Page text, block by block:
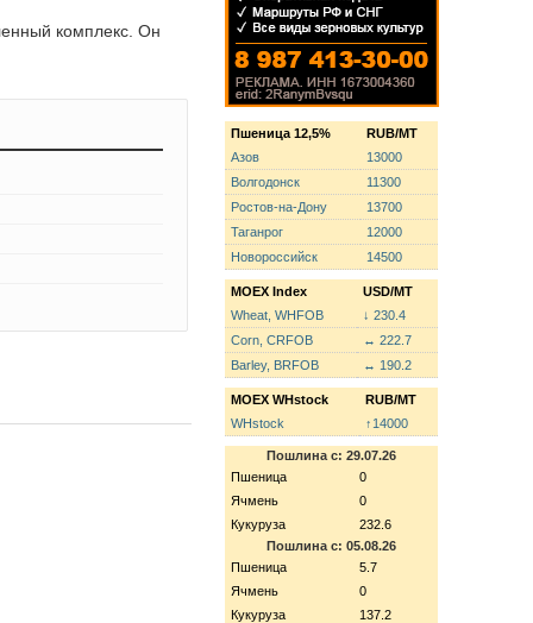
комплекс. Он
Пшеница 12,5%
RUB/MT
Азов
13000
Волгодонск
11300
Ростов-на-Дону
13700
Таганрог
12000
Новороссийск
14500
MOEX Index
USD/MT
Wheat, WHFOB
↓ 230.4
Corn, CRFOB
↔ 222.7
Barley, BRFOB
↔ 190.2
MOEX WHstock
RUB/MT
WHstock
↑14000
Пошлина с: 29.07.26
Пшеница
0
Ячмень
0
Кукуруза
232.6
Пошлина с: 05.08.26
Пшеница
5.7
Ячмень
0
Кукуруза
137.2